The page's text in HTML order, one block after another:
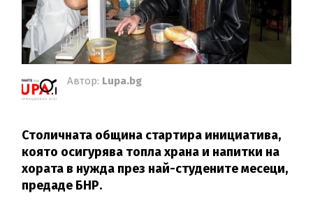
Автор: Lupa.bg
Столичната община стартира инициатива,
която осигурява топла храна и напитки на
хората в нужда през най-студените месеци,
предаде БНР.